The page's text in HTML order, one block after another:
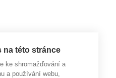
na této stránce
ke shromažďování a
a používání webu,